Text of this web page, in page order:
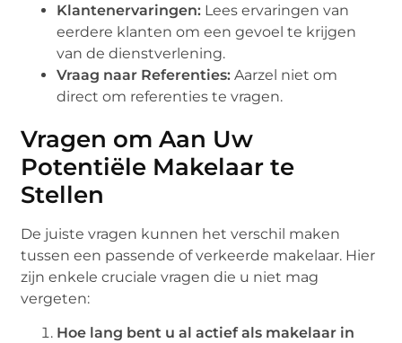
Klantenervaringen: Lees ervaringen van
eerdere klanten om een gevoel te krijgen
van de dienstverlening.
Vraag naar Referenties: Aarzel niet om
direct om referenties te vragen.
Vragen om Aan Uw
Potentiële Makelaar te
Stellen
De juiste vragen kunnen het verschil maken
tussen een passende of verkeerde makelaar. Hier
zijn enkele cruciale vragen die u niet mag
vergeten:
Hoe lang bent u al actief als makelaar in